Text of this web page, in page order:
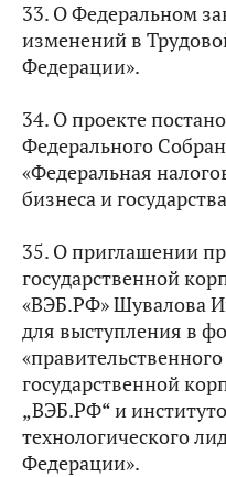
33. О Федеральном
изменений в
Федерации».
34. О проекте
Федерального
«Федеральная
бизнеса и
35. О приглашении
государственной
«ВЭБ.РФ» Шувалова
для выступления в
государственной
„ВЭБ.РФ“ и
технологического
Федерации».